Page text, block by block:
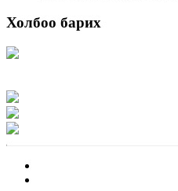
Холбоо барих